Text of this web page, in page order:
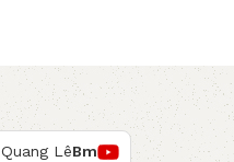
Quang LêBm